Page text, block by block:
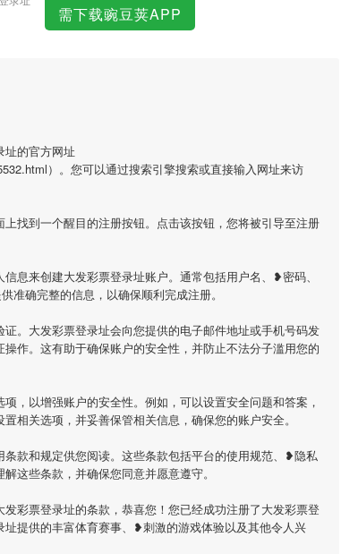
需下载豌豆荚APP
址的官方网址
）。您可以通过搜索引擎搜索或直接输入网址来访
找到一个醒目的注册按钮。点击该按钮，您将被引导至注册
息来创建大发彩票登录址账户。通常包括用户名、❥密码、
确完整的信息，以确保顺利完成注册。
。大发彩票登录址会向您提供的电子邮件地址或手机号码发
作。这有助于确保账户的安全性，并防止不法分子滥用您的
，以增强账户的安全性。例如，可以设置安全问题和答案，
相关选项，并妥善保管相关信息，确保您的账户安全。
款和规定供您阅读。这些条款包括平台的使用规范、❥隐私
这些条款，并确保您同意并愿意遵守。
彩票登录址的条款，恭喜您！您已经成功注册了大发彩票登
提供的丰富体育赛事、❥刺激的游戏体验以及其他令人兴